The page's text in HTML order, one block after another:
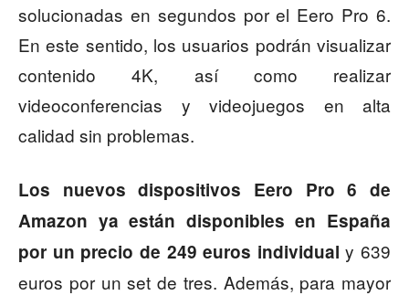
solucionadas en segundos por el Eero Pro 6.
En este sentido, los usuarios podrán visualizar
contenido 4K, así como realizar
videoconferencias y videojuegos en alta
calidad sin problemas.
Los nuevos dispositivos Eero Pro 6 de
Amazon ya están disponibles en España
por un precio de 249 euros individual y 639
euros por un set de tres. Además, para mayor